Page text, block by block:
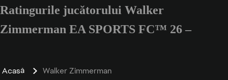
Enter a minimum of 3 characters or numbers
Ratingurile jucătorului Walker
Zimmerman EA SPORTS FC™ 26 –
Acasă Walker Zimmerman